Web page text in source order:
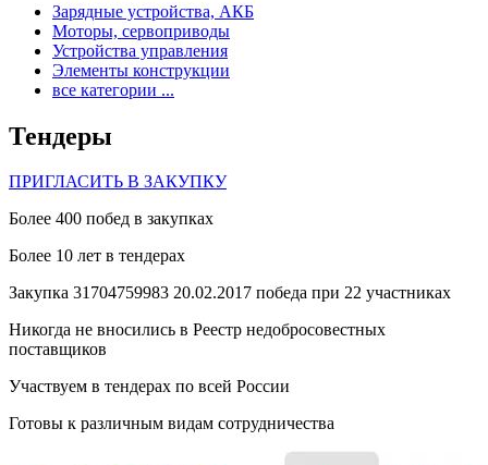
Зарядные устройства, АКБ
Моторы, сервоприводы
Устройства управления
Элементы конструкции
все категории ...
Тендеры
ПРИГЛАСИТЬ В ЗАКУПКУ
Более 400 побед в закупках
Более 10 лет в тендерах
Закупка 31704759983 20.02.2017 победа при 22 участниках
Никогда не вносились в Реестр недобросовестных
поставщиков
Участвуем в тендерах по всей России
Готовы к различным видам сотрудничества